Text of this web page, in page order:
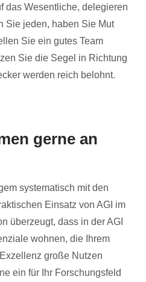
das Wesentliche, delegieren
Sie jeden, haben Sie Mut
Sie ein gutes Team
Sie die Segel in Richtung
werden reich belohnt.
gerne an
systematisch mit den
Einsatz von AGI im
überzeugt, dass in der AGI
wohnen, die Ihrem
große Nutzen
ein für Ihr Forschungsfeld